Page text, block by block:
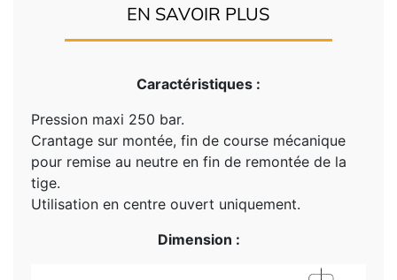
EN SAVOIR PLUS
Caractéristiques :
Pression maxi 250 bar.
Crantage sur montée, fin de course mécanique
pour remise au neutre en fin de remontée de la
tige.
Utilisation en centre ouvert uniquement.
Dimension :